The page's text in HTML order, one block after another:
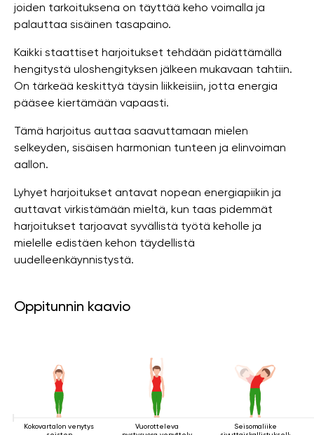
joiden tarkoituksena on täyttää keho voimalla ja
palauttaa sisäinen tasapaino.
Kaikki staattiset harjoitukset tehdään pidättämällä
hengitystä uloshengityksen jälkeen mukavaan tahtiin.
On tärkeää keskittyä täysin liikkeisiin, jotta energia
pääsee kiertämään vapaasti.
Tämä harjoitus auttaa saavuttamaan mielen
selkeyden, sisäisen harmonian tunteen ja elinvoiman
aallon.
Lyhyet harjoitukset antavat nopean energiapiikin ja
auttavat virkistämään mieltä, kun taas pidemmät
harjoitukset tarjoavat syvällistä työtä keholle ja
mielelle edistäen kehon täydellistä
uudelleenkäynnistystä.
Oppitunnin kaavio
Kokovartalon venytys
Vuorotteleva
Seisomaliike